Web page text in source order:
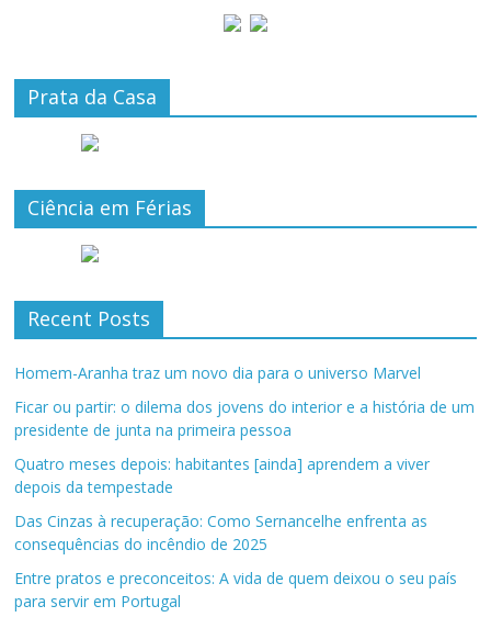
Prata da Casa
Ciência em Férias
Recent Posts
Homem-Aranha traz um novo dia para o universo Marvel
Ficar ou partir: o dilema dos jovens do interior e a história de um
presidente de junta na primeira pessoa
Quatro meses depois: habitantes [ainda] aprendem a viver
depois da tempestade
Das Cinzas à recuperação: Como Sernancelhe enfrenta as
consequências do incêndio de 2025
Entre pratos e preconceitos: A vida de quem deixou o seu país
para servir em Portugal